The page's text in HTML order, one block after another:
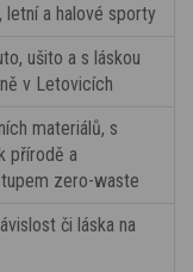
letní a halové sporty
ušito a s láskou
v Letovicích
materiálů, s
přírodě a
zero-waste
či láska na